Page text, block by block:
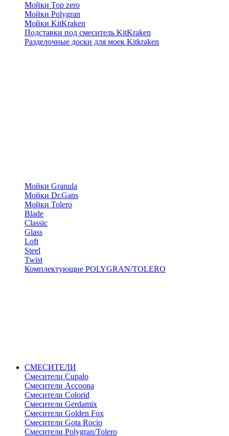
Мойки Top zero
Мойки Polygran
Мойки KitKraken
Подставки под смеситель KitKraken
Разделочные доски для моек Kitkraken
Мойки Granula
Мойки Dr.Gans
Мойки Tolero
Blade
Classic
Glass
Loft
Steel
Twist
Комплектующие POLYGRAN/TOLERO
СМЕСИТЕЛИ
Cмесители Cupalo
Смесители Accoona
Смесители Colorid
Смесители Gerdamix
Смесители Golden Fox
Смесители Gota Rocio
Смесители Polygran/Tolero